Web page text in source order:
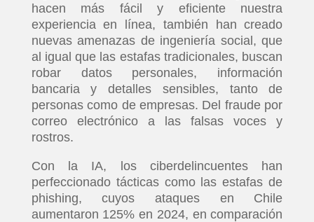
hacen más fácil y eficiente nuestra
experiencia en línea, también han creado
nuevas amenazas de ingeniería social, que
al igual que las estafas tradicionales, buscan
robar datos personales, información
bancaria y detalles sensibles, tanto de
personas como de empresas. Del fraude por
correo electrónico a las falsas voces y
rostros.
Con la IA, los ciberdelincuentes han
perfeccionado tácticas como las estafas de
phishing, cuyos ataques en Chile
aumentaron 125% en 2024, en comparación